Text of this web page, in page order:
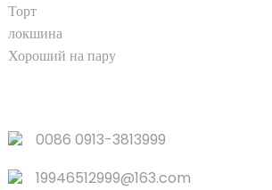
Торт
локшина
Хороший на пару
0086 0913-3813999
19946512999@163.com